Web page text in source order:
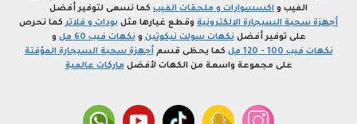
الفيب و اكسسوارات و ملحقات الفيب كما نسعى لتوفير أفضل
أجهزة سحبة السيجارة الالكترونية وقطع غيارها مثل بودات و فلاتركما نحرص
على توفير أفضلنكهات سولت نيكوتين ونكهات فيب 60 مل
و
نكهات فيب 100 - 120 مل
كما يحظى قسمأجهزة سحبة السيجارة المؤقتة
على مجموعة واسعة من الكهات لأفضل ماركات عالمية